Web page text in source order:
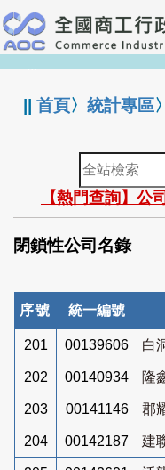
跳
到
主
要
:::
||首頁〉統計專區〉
全
站
檢
索
【熱門查詢】公
閉鎖性公司名錄
序號 統一編號
201 00139606 白
202 00140934 隆
203 00141146 郡
204 00142187 建